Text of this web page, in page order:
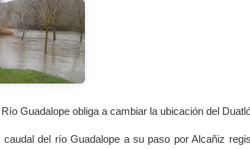
Guadalope obliga a cambiar la ubicación del
caudal del río Guadalope a su paso por Alcañiz